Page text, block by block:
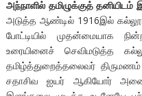
அந்நாளில் தமிழுக்குத்
அடுத்த ஆண்டில் 1916இல்
போட்டியில் முதன்மையாக
உரையினைச் செவிமடுத்த
தமிழ்த்துறைத்தலைவர்
சதாசிவ ஐயர் ஆகியோர்